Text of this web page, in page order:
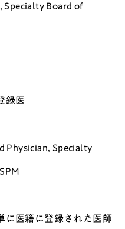
Specialty Board of
録医
Physician, Specialty
医籍に登録された医師